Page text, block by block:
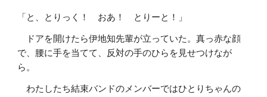
「と、とりっく！ おあ！ とりーと！」
ドアを開けたら伊地知先輩が立っていた。真っ赤な顔
で、腰に手を当てて、反対の手のひらを見せつけなが
ら。
わたしたち結束バンドのメンバーではひとりちゃんの